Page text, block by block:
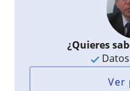
¿Quieres
Ver